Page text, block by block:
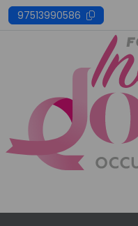
Skip
to
97513990586